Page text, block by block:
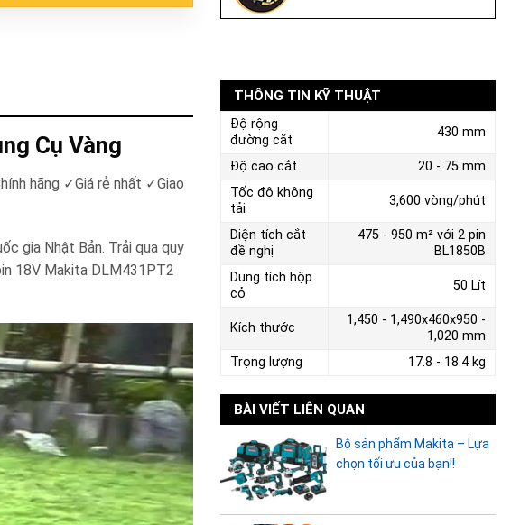
Cụ Vàng
hãng ✓Giá rẻ nhất ✓Giao
gia Nhật Bản. Trải qua quy
18V Makita DLM431PT2
THÔNG TIN KỸ THUẬT
Độ rộng
đường cắt
430 mm
Độ cao cắt
20 - 75 mm
Tốc độ không
tải
3,600 vòng/phút
Diện tích cắt
đề nghị
475 - 950 m² với 2 pin
BL1850B
Dung tích hộp
cỏ
50 Lít
Kích thước
1,450 - 1,490x460x950 -
1,020 mm
Trọng lượng
17.8 - 18.4 kg
BÀI VIẾT LIÊN QUAN
Bộ sản phẩm Makita – Lựa
chọn tối ưu của bạn!!